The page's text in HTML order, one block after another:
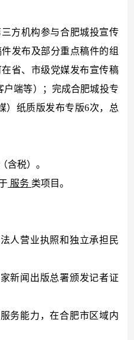
方机构参与合肥城投宣传
发布及部分重点稿件的组
省、市级党媒发布宣传稿
户端等）；完成合肥城投专
）纸质版发布专版6次，总
含税）。
服务 类项目。
人营业执照和独立承担民
新闻出版总署颁发记者证
务能力，在合肥市区域内